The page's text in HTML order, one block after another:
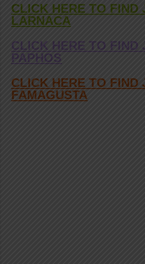
CLICK HERE TO FIND
LARNACA
CLICK HERE TO FIND
PAPHOS
CLICK HERE TO FIND
FAMAGUSTA